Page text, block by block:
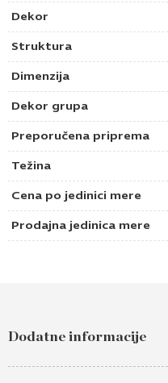
Dekor
Struktura
Dimenzija
Dekor grupa
Preporučena priprema
Težina
Cena po jedinici mere
Prodajna jedinica mere
Ime i prezime
Dodatne informacije